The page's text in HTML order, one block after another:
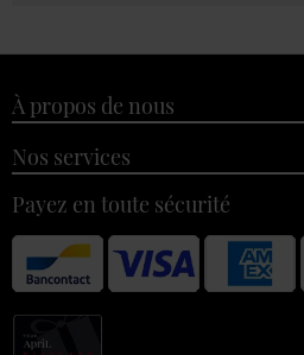
À propos de nous
Nos services
Payez en toute sécurité